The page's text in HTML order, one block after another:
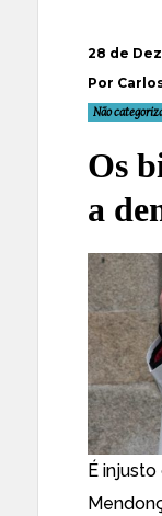
28 de
Por
Não
Os
a
É